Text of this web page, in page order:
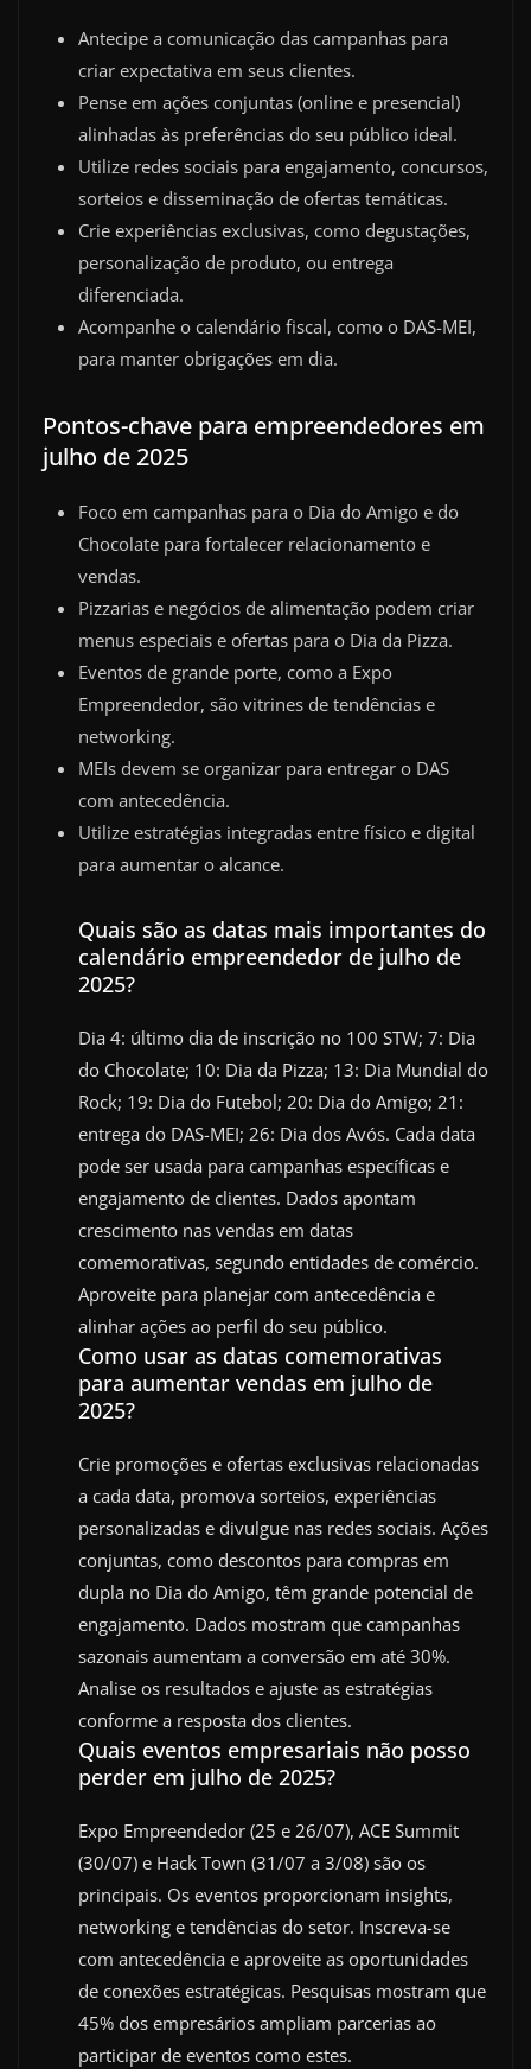
Antecipe a comunicação das campanhas para
criar expectativa em seus clientes.
Pense em ações conjuntas (online e presencial)
alinhadas às preferências do seu público ideal.
Utilize redes sociais para engajamento, concursos,
sorteios e disseminação de ofertas temáticas.
Crie experiências exclusivas, como degustações,
personalização de produto, ou entrega
diferenciada.
Acompanhe o calendário fiscal, como o DAS-MEI,
para manter obrigações em dia.
Pontos-chave para empreendedores em
julho de 2025
Foco em campanhas para o Dia do Amigo e do
Chocolate para fortalecer relacionamento e
vendas.
Pizzarias e negócios de alimentação podem criar
menus especiais e ofertas para o Dia da Pizza.
Eventos de grande porte, como a Expo
Empreendedor, são vitrines de tendências e
networking.
MEIs devem se organizar para entregar o DAS
com antecedência.
Utilize estratégias integradas entre físico e digital
para aumentar o alcance.
Quais são as datas mais importantes do
calendário empreendedor de julho de
2025?
Dia 4: último dia de inscrição no 100 STW; 7: Dia
do Chocolate; 10: Dia da Pizza; 13: Dia Mundial do
Rock; 19: Dia do Futebol; 20: Dia do Amigo; 21:
entrega do DAS-MEI; 26: Dia dos Avós. Cada data
pode ser usada para campanhas específicas e
engajamento de clientes. Dados apontam
crescimento nas vendas em datas
comemorativas, segundo entidades de comércio.
Aproveite para planejar com antecedência e
alinhar ações ao perfil do seu público.
Como usar as datas comemorativas
para aumentar vendas em julho de
2025?
Crie promoções e ofertas exclusivas relacionadas
a cada data, promova sorteios, experiências
personalizadas e divulgue nas redes sociais. Ações
conjuntas, como descontos para compras em
dupla no Dia do Amigo, têm grande potencial de
engajamento. Dados mostram que campanhas
sazonais aumentam a conversão em até 30%.
Analise os resultados e ajuste as estratégias
conforme a resposta dos clientes.
Quais eventos empresariais não posso
perder em julho de 2025?
Expo Empreendedor (25 e 26/07), ACE Summit
(30/07) e Hack Town (31/07 a 3/08) são os
principais. Os eventos proporcionam insights,
networking e tendências do setor. Inscreva-se
com antecedência e aproveite as oportunidades
de conexões estratégicas. Pesquisas mostram que
45% dos empresários ampliam parcerias ao
participar de eventos como estes.